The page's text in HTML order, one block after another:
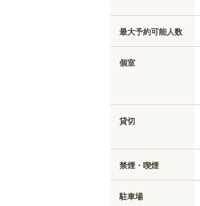
最大予約可能人数
個室
貸切
禁煙・喫煙
駐車場